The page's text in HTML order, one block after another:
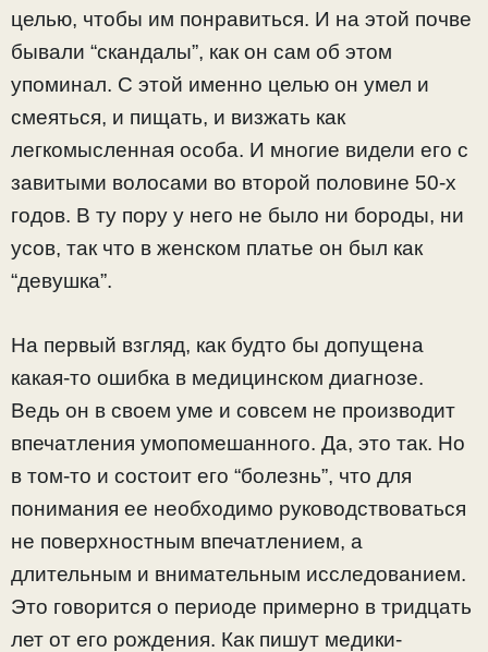
целью, чтобы им понравиться. И на этой почве
бывали “скандалы”, как он сам об этом
упоминал. С этой именно целью он умел и
смеяться, и пищать, и визжать как
легкомысленная особа. И многие видели его с
завитыми волосами во второй половине 50-х
годов. В ту пору у него не было ни бороды, ни
усов, так что в женском платье он был как
“девушка”.
На первый взгляд, как будто бы допущена
какая-то ошибка в медицинском диагнозе.
Ведь он в своем уме и совсем не производит
впечатления умопомешанного. Да, это так. Но
в том-то и состоит его “болезнь”, что для
понимания ее необходимо руководствоваться
не поверхностным впечатлением, а
длительным и внимательным исследованием.
Это говорится о периоде примерно в тридцать
лет от его рождения. Как пишут медики-